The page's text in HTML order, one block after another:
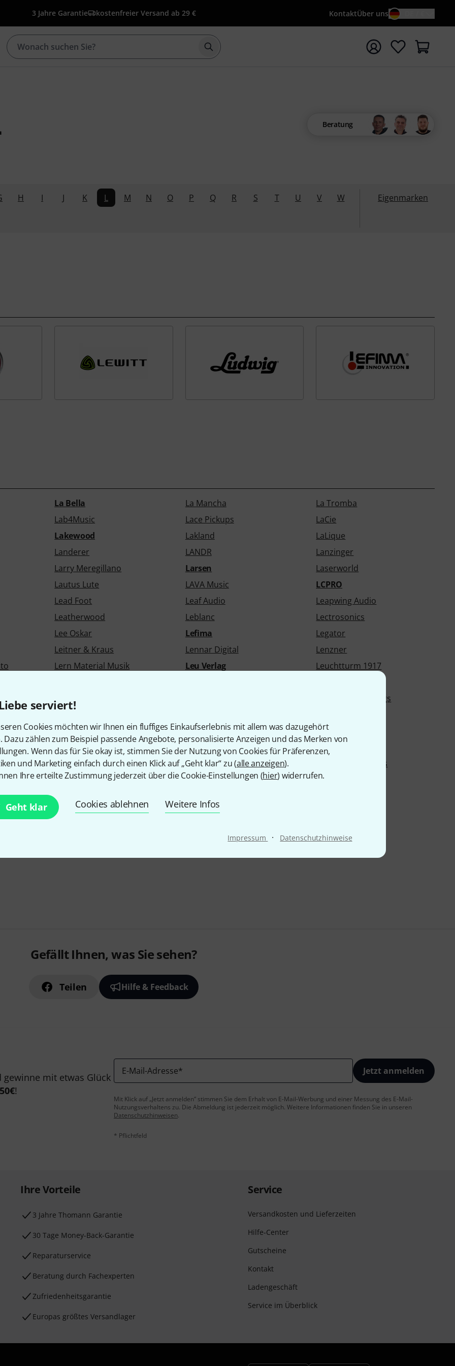
serviert!
Cookies möchten wir Ihnen ein fluffiges Einkaufserlebnis mit allem was dazugehört
Dazu zählen zum Beispiel passende Angebote, personalisierte Anzeigen und das Merken von
Wenn das für Sie okay ist, stimmen Sie der Nutzung von Cookies für Präferenzen,
und Marketing einfach durch einen Klick auf „Geht klar“ zu (alle anzeigen).
Ihre erteilte Zustimmung jederzeit über die Cookie-Einstellungen (hier) widerrufen.
Geht klar Cookies ablehnen Weitere Infos
Impressum · Datenschutzhinweise
3 Jahre Garantie kostenfreier Versand ab 29 € KontaktÜber uns
Suche mit Suchwort {searchTerm} starten
Beratung
H I J K L M N O P Q R S T U V
W
Eigenmarken
La Bella La Mancha
La Tromba
Lab4Music Lace Pickups
LaCie
Lakewood Lakland
LaLique
Landerer LANDR
Lanzinger
Larry Meregillano Larsen
Laserworld
Lautus Lute LAVA Music
LCPRO
Lead Foot Leaf Audio
Leapwing Audio
Leatherwood Leblanc
Lectrosonics
Lee Oskar Lefima
Legator
Leitner & Kraus Lennar Digital
Lenzner
Lern Material Musik Leu Verlag
Leuchtturm 1917
Lightware
Limousine Earplugs
Littlite LiveLoop
Lock-It
Logitech Lollar
Look
Lothar Semmlinger LOTUS
Lounsberry Pedals
Loxx LP
LPD Pedals
Ludwig
Lumenradio Luna Guitars
Gefällt Ihnen, was Sie sehen?
Teilen Hilfe & Feedback
mit etwas Glück
50€!
E-Mail-Adresse* Jetzt anmelden
Mit Klick auf „Jetzt anmelden“ stimmen Sie dem Erhalt von E-Mail-Werbung und einer Messung des E-Mail-
Nutzungsverhaltens zu. Die Abmeldung ist jederzeit möglich. Weitere Informationen finden Sie in unseren
Datenschutzhinweisen.
* Pflichtfeld
Ihre Vorteile
3 Jahre Thomann Garantie
30 Tage Money-Back-Garantie
Reparaturservice
Beratung durch Fachexperten
Zufriedenheitsgarantie
Europas größtes Versandlager
Service
Versandkosten und Lieferzeiten
Hilfe-Center
Gutscheine
Kontakt
Ladengeschäft
Service im Überblick